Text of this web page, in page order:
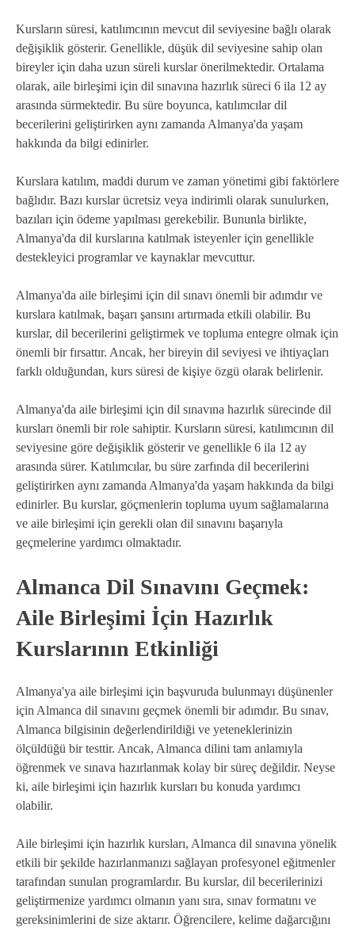
Kursların süresi, katılımcının mevcut dil seviyesine bağlı olarak
değişiklik gösterir. Genellikle, düşük dil seviyesine sahip olan
bireyler için daha uzun süreli kurslar önerilmektedir. Ortalama
olarak, aile birleşimi için dil sınavına hazırlık süreci 6 ila 12 ay
arasında sürmektedir. Bu süre boyunca, katılımcılar dil
becerilerini geliştirirken aynı zamanda Almanya'da yaşam
hakkında da bilgi edinirler.
Kurslara katılım, maddi durum ve zaman yönetimi gibi faktörlere
bağlıdır. Bazı kurslar ücretsiz veya indirimli olarak sunulurken,
bazıları için ödeme yapılması gerekebilir. Bununla birlikte,
Almanya'da dil kurslarına katılmak isteyenler için genellikle
destekleyici programlar ve kaynaklar mevcuttur.
Almanya'da aile birleşimi için dil sınavı önemli bir adımdır ve
kurslara katılmak, başarı şansını artırmada etkili olabilir. Bu
kurslar, dil becerilerini geliştirmek ve topluma entegre olmak için
önemli bir fırsattır. Ancak, her bireyin dil seviyesi ve ihtiyaçları
farklı olduğundan, kurs süresi de kişiye özgü olarak belirlenir.
Almanya'da aile birleşimi için dil sınavına hazırlık sürecinde dil
kursları önemli bir role sahiptir. Kursların süresi, katılımcının dil
seviyesine göre değişiklik gösterir ve genellikle 6 ila 12 ay
arasında sürer. Katılımcılar, bu süre zarfında dil becerilerini
geliştirirken aynı zamanda Almanya'da yaşam hakkında da bilgi
edinirler. Bu kurslar, göçmenlerin topluma uyum sağlamalarına
ve aile birleşimi için gerekli olan dil sınavını başarıyla
geçmelerine yardımcı olmaktadır.
Almanca Dil Sınavını Geçmek:
Aile Birleşimi İçin Hazırlık
Kurslarının Etkinliği
Almanya'ya aile birleşimi için başvuruda bulunmayı düşünenler
için Almanca dil sınavını geçmek önemli bir adımdır. Bu sınav,
Almanca bilgisinin değerlendirildiği ve yeteneklerinizin
ölçüldüğü bir testtir. Ancak, Almanca dilini tam anlamıyla
öğrenmek ve sınava hazırlanmak kolay bir süreç değildir. Neyse
ki, aile birleşimi için hazırlık kursları bu konuda yardımcı
olabilir.
Aile birleşimi için hazırlık kursları, Almanca dil sınavına yönelik
etkili bir şekilde hazırlanmanızı sağlayan profesyonel eğitmenler
tarafından sunulan programlardır. Bu kurslar, dil becerilerinizi
geliştirmenize yardımcı olmanın yanı sıra, sınav formatını ve
gereksinimlerini de size aktarır. Öğrencilere, kelime dağarcığını